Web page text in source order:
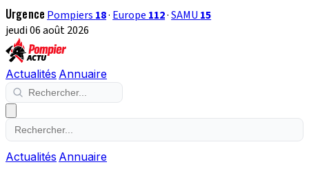
Urgence Pompiers 18· Europe 112·SAMU 15
jeudi 06 août 2026
Actualités Annuaire
Actualités Annuaire